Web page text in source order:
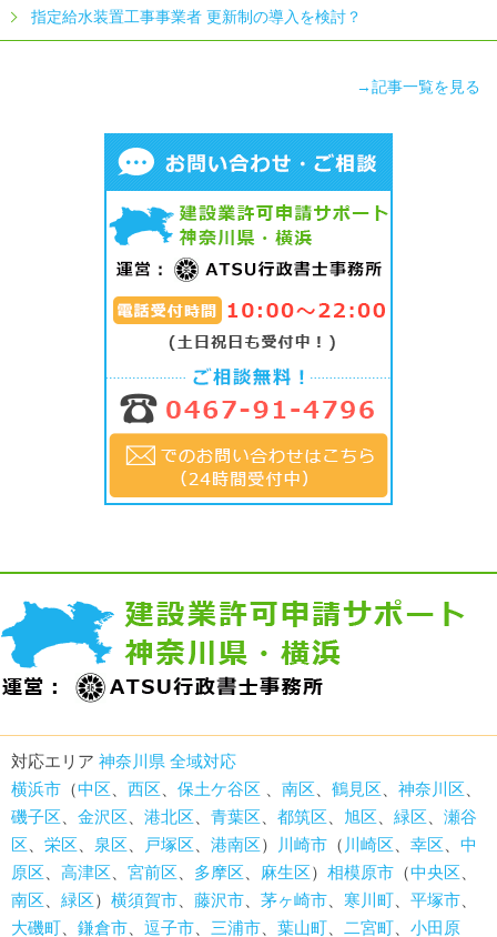
指定給水装置工事事業者 更新制の導入を検討？
→記事一覧を見る
対応エリア 神奈川県 全域対応
横浜市 （中区 西区 保土ケ谷区 南区 鶴見区 神奈川区
磯子区
金沢区 港北区 青葉区 都筑区 旭区 緑区
瀬谷
区
栄区 泉区 戸塚区 港南区） 川崎市 （ 川崎区 幸区
中
原区
高津区 宮前区 多摩区 麻生区） 相模原市 （中央区
南区
緑区） 横須賀市 藤沢市 茅ヶ崎市 寒川町 平塚市
大磯町
鎌倉市 逗子市 三浦市 葉山町 二宮町 小田原